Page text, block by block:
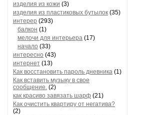
изделия из кожи (3)
изделия из пластиковых бутылок (35)
интерер (293)
балкон (1)
мелочи для интерьера (17)
начало (33)
интересно (43)
интернет (13)
Как восстановить пароль дневника (1)
Как вставить музыку в свое
сообщение. (2)
как красиво завязать шарф (21)
Как очистить квартиру от негатива?
(2)